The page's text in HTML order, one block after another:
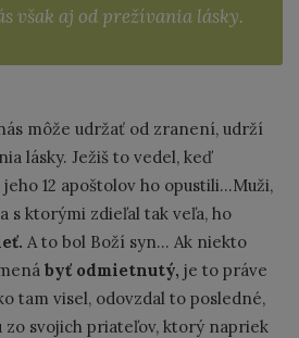
však aj od prežívania lásky.
môže udržať od zranení, udrží
lásky. Ježiš to vedel, keď
12 apoštolov ho opustili…Muži,
s ktorými zdieľal tak veľa, ho
A to bol Boží syn… Ak niekto
byť odmietnutý, je to práve
tam visel, odovzdal to posledné,
zo svojich priateľov, ktorý napriek